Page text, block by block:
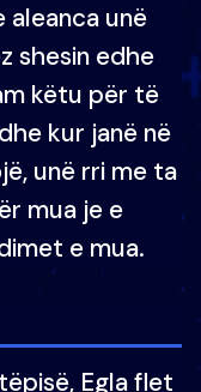
aleanca unë
shesin edhe
këtu për të
kur janë në
unë rri me ta
mua je e
e mua.
Egla flet